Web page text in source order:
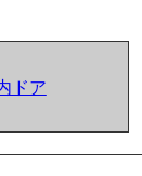
ドア